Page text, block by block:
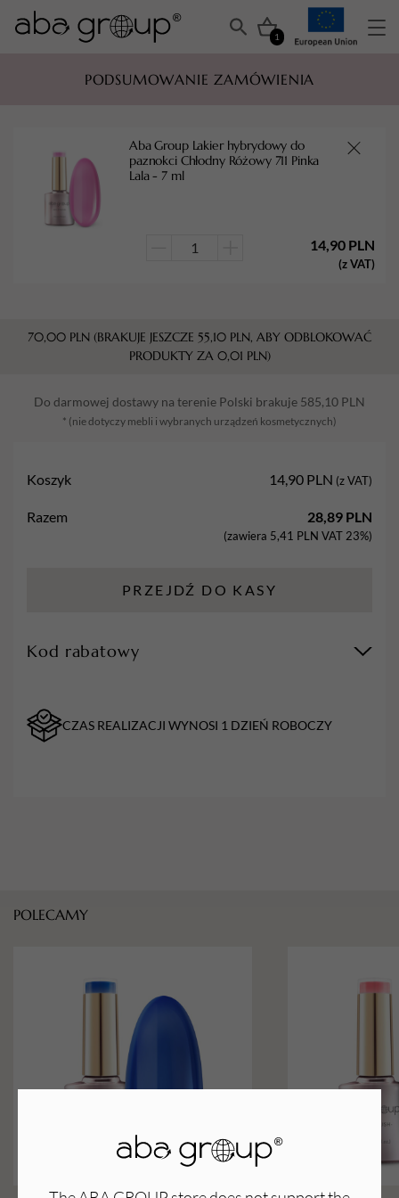
1
PODSUMOWANIE ZAMÓWIENIA
Aba Group Lakier hybrydowy do
paznokci Chłodny Różowy 711 Pinka
Lala - 7 ml
hybrydowy
do
Chłodny
Różowy
14,90 PLN
(z VAT)
70,00 PLN (BRAKUJE JESZCZE 55,10 PLN, ABY ODBLOKOWAĆ
PRODUKTY ZA 0,01 PLN)
Do darmowej dostawy na terenie Polski brakuje 585,10 PLN
* (nie dotyczy mebli i wybranych urządzeń kosmetycznych)
Koszyk 14,90 PLN (z VAT)
Razem 28,89 PLN
(zawiera 5,41 PLN VAT 23%)
PRZEJDŹ DO KASY
Kod rabatowy
CZAS REALIZACJI WYNOSI 1 DZIEŃ ROBOCZY
POLECAMY